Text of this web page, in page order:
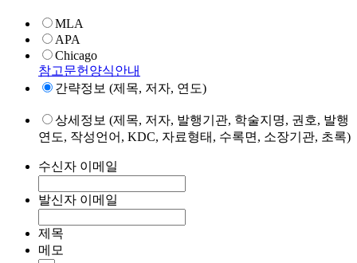
MLA
APA
Chicago
참고문헌양식안내
간략정보 (제목, 저자, 연도)
상세정보 (제목, 저자, 발행기관, 학술지명, 권호, 발행
연도, 작성언어, KDC, 자료형태, 수록면, 소장기관, 초록)
수신자 이메일
발신자 이메일
제목
메모